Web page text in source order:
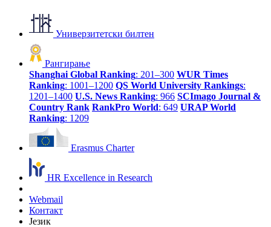
Универзитетски билтен
Рангирање
Shanghai Global Ranking: 201–300 WUR Times
Ranking: 1001–1200 QS World University Rankings:
1201–1400 U.S. News Ranking: 966 SCImago Journal &
Country Rank RankPro World: 649 URAP World
Ranking: 1209
Erasmus Charter
HR Excellence in Research
Webmail
Контакт
Језик